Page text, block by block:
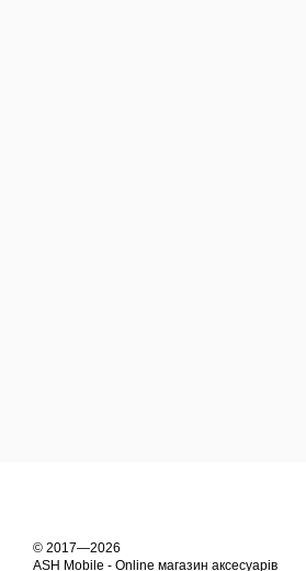
© 2017—2026
ASH Mobile - Online магазин аксесуарів